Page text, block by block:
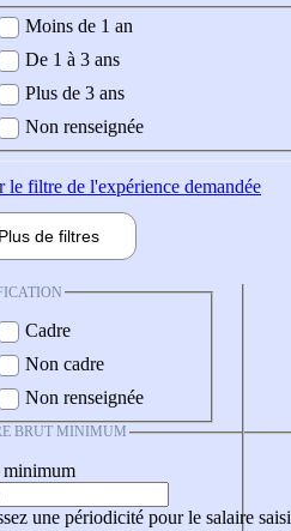
demandée
Moins de 1 an
De 1 à 3 ans
Plus de 3 ans
Non renseignée
le filtre de l'expérience demandée
Plus de filtres
Cadre
Non cadre
Non renseignée
BRUT MINIMUM
minimum
une périodicité pour le salaire saisi